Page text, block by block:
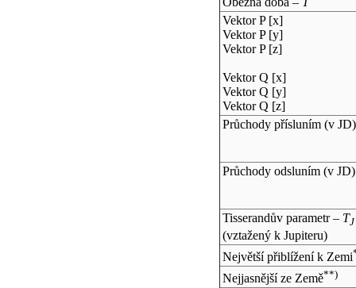
Vektor P [x]
Vektor P [y]
Vektor P [z]
Vektor Q [x]
Vektor Q [y]
Vektor Q [z]
Průchody přísluním (v JD)
Průchody odsluním (v JD)
Tisserandův parametr – TJ
(vztažený k Jupiteru)
Největší přiblížení k Zemi
Nejjasnější ze Země**)